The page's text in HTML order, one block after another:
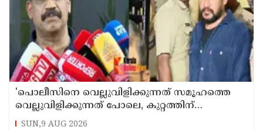
'പൊലീസിനെ വെല്ലുവിളിക്കുന്നത് സമൂഹത്തെ
വെല്ലുവിളിക്കുന്നത് പോലെ, കുറ്റത്തിന്
അനുസരിച്ച് ശിക്ഷ നല്‍കും':എഡിജിപി
SUN,9 AUG 2026